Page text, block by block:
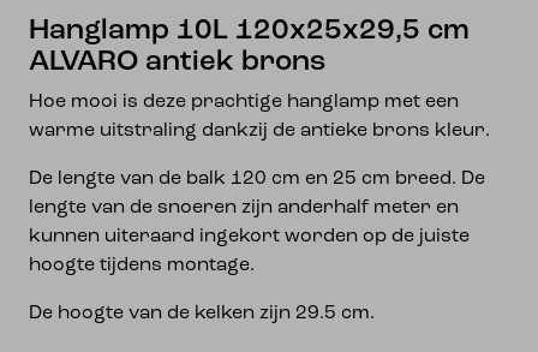
Hanglamp 10L 120x25x29,5 cm
ALVARO antiek brons
Hoe mooi is deze prachtige hanglamp met een
warme uitstraling dankzij de antieke brons kleur.
De lengte van de balk 120 cm en 25 cm breed. De
lengte van de snoeren zijn anderhalf meter en
kunnen uiteraard ingekort worden op de juiste
hoogte tijdens montage.
De hoogte van de kelken zijn 29.5 cm.